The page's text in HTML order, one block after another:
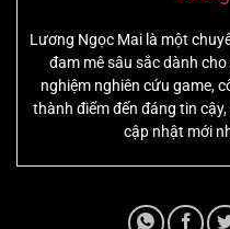
Lương Ngọc Mai là một
đam mê sâu sắc dành
nghiệm nghiên cứu game,
thành điểm đến đáng tin
cập nhật mới